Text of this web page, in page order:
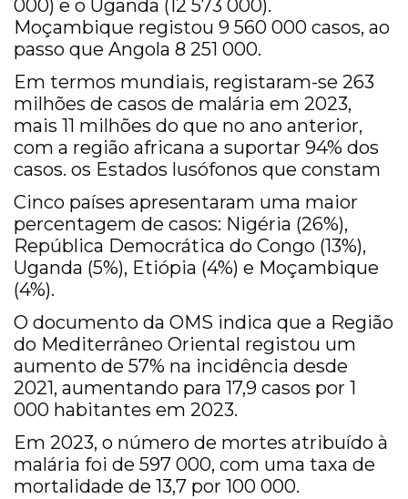
000) e o Uganda (12 573 000).
Moçambique registou 9 560 000 casos, ao
passo que Angola 8 251 000.
Em termos mundiais, registaram-se 263
milhões de casos de malária em 2023,
mais 11 milhões do que no ano anterior,
com a região africana a suportar 94% dos
casos. os Estados lusófonos que constam
Cinco países apresentaram uma maior
percentagem de casos: Nigéria (26%),
República Democrática do Congo (13%),
Uganda (5%), Etiópia (4%) e Moçambique
(4%).
O documento da OMS indica que a Região
do Mediterrâneo Oriental registou um
aumento de 57% na incidência desde
2021, aumentando para 17,9 casos por 1
000 habitantes em 2023.
Em 2023, o número de mortes atribuído à
malária foi de 597 000, com uma taxa de
mortalidade de 13,7 por 100 000.